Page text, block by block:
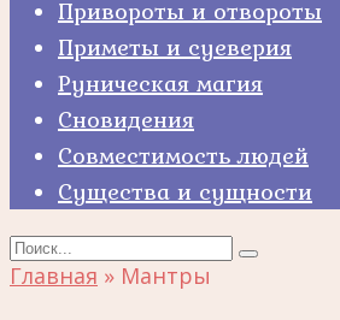
Привороты и отвороты
Приметы и суеверия
Руническая магия
Сновидения
Совместимость людей
Существа и сущности
Search
for:
Главная » Мантры